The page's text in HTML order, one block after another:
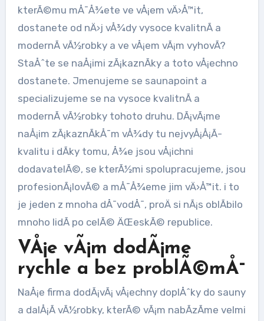
kterÃ©mu mÅ¯Å¾ete ve vÅ¡em vÄ›Å™it,
dostanete od nÄ›j vÅ¾dy vysoce kvalitnÃ­ a
modernÃ­ vÃ½robky a ve vÅ¡em vÃ¡m vyhovÃ­?
StaÅˆte se naÅ¡imi zÃ¡kaznÃ­ky a toto vÅ¡echno
dostanete. Jmenujeme se saunapoint a
specializujeme se na vysoce kvalitnÃ­ a
modernÃ­ vÃ½robky tohoto druhu. DÃ¡vÃ¡me
naÅ¡im zÃ¡kaznÃ­kÅ¯m vÅ¾dy tu nejvyÅ¡Å¡Ã­
kvalitu i dÃ­ky tomu, Å¾e jsou vÅ¡ichni
dodavatelÃ©, se kterÃ½mi spolupracujeme, jsou
profesionÃ¡lovÃ© a mÅ¯Å¾eme jim vÄ›Å™it. i to
je jeden z mnoha dÅ¯vodÅ¯, proÄ si nÃ¡s oblÃ­bilo
mnoho lidÃ­ po celÃ© ÄŒeskÃ© republice.
VÅ¡e vÃ¡m dodÃ¡me
rychle a bez problÃ©mÅ¯
NaÅ¡e firma dodÃ¡vÃ¡ vÅ¡echny doplÅˆky do sauny
a dalÅ¡Ã­ vÃ½robky, kterÃ© vÃ¡m nabÃ­zÃ­me velmi